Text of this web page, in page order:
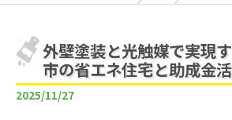
外壁塗装と光触媒で実現
市の省エネ住宅と助成金
2025/11/27